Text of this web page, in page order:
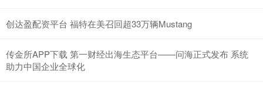
创达盈配资平台 福特在美召回超33万辆Mustang
传金所APP下载 第一财经出海生态平台——问海正式发布 系统
助力中国企业全球化